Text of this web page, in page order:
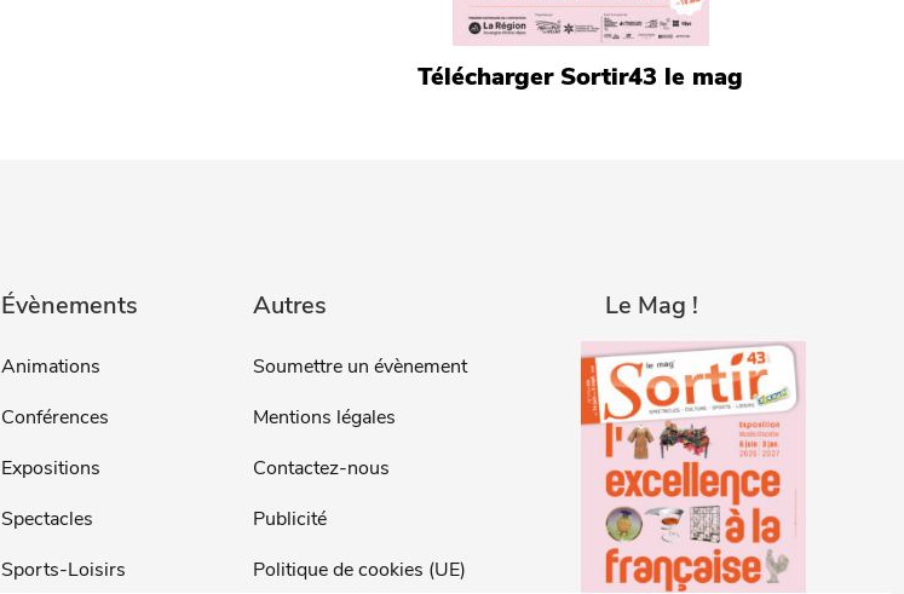
Télécharger Sortir43 le mag
Évènements
Animations
Conférences
Expositions
Spectacles
Sports-Loisirs
Autres
Soumettre un évènement
Mentions légales
Contactez-nous
Publicité
Politique de cookies (UE)
Le Mag !